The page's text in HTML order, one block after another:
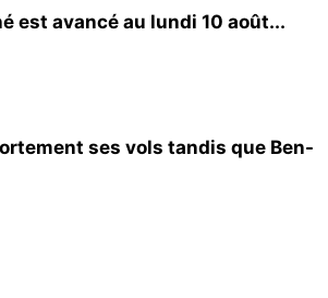
est avancé au lundi 10 août...
ses vols tandis que Ben-